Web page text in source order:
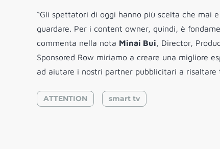
“Gli spettatori di oggi hanno più scelta che mai
guardare. Per i content owner, quindi, è
commenta nella nota Minai Bui, Director,
Sponsored Row miriamo a creare una migliore
ad aiutare i nostri partner pubblicitari a risaltare
ATTENTION smart tv